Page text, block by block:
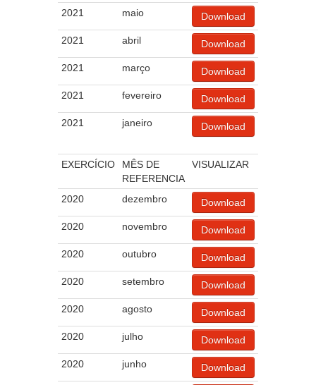
2021 maio Download
2021 abril Download
2021 março Download
2021 fevereiro Download
2021 janeiro Download
EXERCÍCIO
MÊS DE
REFERENCIA
VISUALIZAR
2020 dezembro Download
2020 novembro Download
2020 outubro Download
2020 setembro Download
2020 agosto Download
2020 julho Download
2020 junho Download